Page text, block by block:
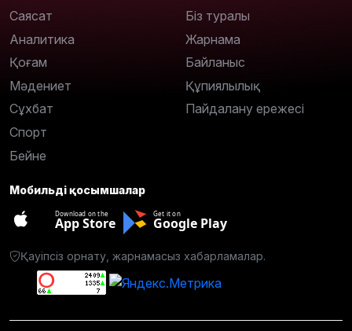
Саясат
Аналитика
Қоғам
Мәдениет
Сұхбат
Спорт
Бейне
Біз туралы
Жарнама
Байланыс
Құпиялылық
Пайдалану ережесі
Мобильді қосымшалар
Download on the
App Store
Get it on
Google Play
Қауіпсіз орнату, жарнамасыз хабарламалар.